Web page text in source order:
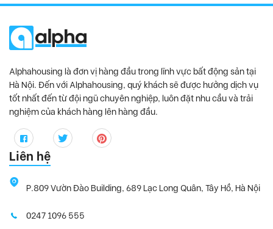
Alphahousing là đơn vị hàng đầu trong lĩnh vực bất động sản tại
Hà Nội. Đến với Alphahousing, quý khách sẽ được hưởng dịch vụ
tốt nhất đến từ đội ngũ chuyên nghiệp, luôn đặt nhu cầu và trải
nghiệm của khách hàng lên hàng đầu.
Liên hệ
P.809 Vườn Đào Building, 689 Lạc Long Quân, Tây Hồ, Hà Nội
0247 1096 555